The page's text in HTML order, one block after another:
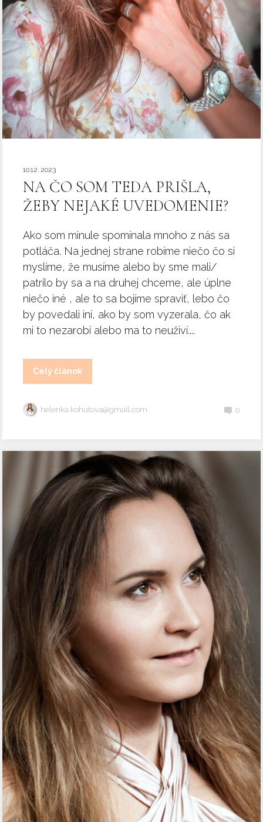
10.12. 2023
NA ČO SOM TEDA PRIŠLA,
ŽEBY NEJAKÉ UVEDOMENIE?
Ako som minule spomínala mnoho z nás sa
potláča. Na jednej strane robíme niečo čo si
myslíme, že musíme alebo by sme mali/
patrilo by sa a na druhej chceme, ale úplne
niečo iné , ale to sa bojíme spraviť, lebo čo
by povedali iní, ako by som vyzerala, čo ak
mi to nezarobí alebo ma to neuživí....
Celý článok
helenka.kohutova@gmail.com 0